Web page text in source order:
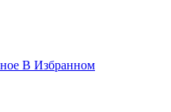
В Избранном